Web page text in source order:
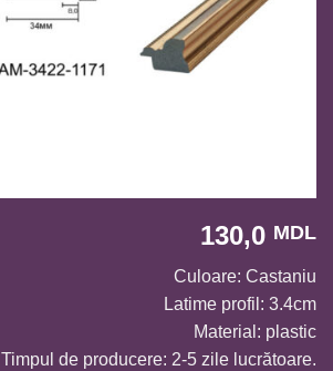
130,0 MDL
Culoare: Castaniu
Latime profil: 3.4cm
Material: plastic
Timpul de producere: 2-5 zile lucrătoare.